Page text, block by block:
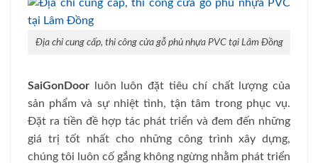
Địa chỉ cung cấp, thi công cửa gỗ phủ nhựa PVC tại Lâm Đồng
SaiGonDoor luôn luôn đặt tiêu chí chất lượng của
sản phẩm và sự nhiệt tình, tận tâm trong phục vụ.
Đặt ra tiền đề hợp tác phát triển và đem đến những
giá trị tốt nhất cho những công trình xây dựng,
chúng tôi luôn cố gắng không ngừng nhằm phát triển